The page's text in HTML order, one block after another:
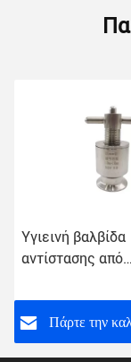
Υγιεινή βαλβίδα
αντίστασης από
Πάρτε την